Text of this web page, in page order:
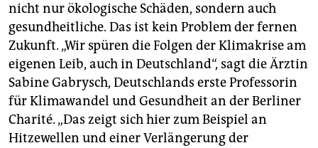
abo
genossenschaft
epaper login
nicht nur ökologische Schäden, sondern auch
gesundheitliche. Das ist kein Problem der fernen
Zukunft. „Wir spüren die Folgen der Klimakrise am
eigenen Leib, auch in Deutschland“, sagt die Ärztin
Sabine Gabrysch, Deutschlands erste Professorin
für Klimawandel und Gesundheit an der Berliner
Charité. „Das zeigt sich hier zum Beispiel an
Hitzewellen und einer Verlängerung der